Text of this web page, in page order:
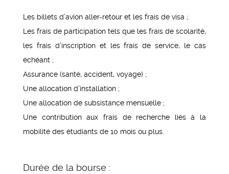
Les billets d’avion aller-retour et les frais de visa ;
Les frais de participation tels que les frais de scolarité,
les frais d’inscription et les frais de service, le cas
échéant ;
Assurance (santé, accident, voyage) ;
Une allocation d’installation ;
Une allocation de subsistance mensuelle ;
Une contribution aux frais de recherche liés à la
mobilité des étudiants de 10 mois ou plus.
Durée de la bourse :